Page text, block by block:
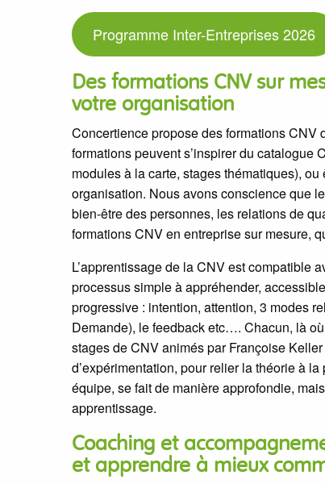
Programme Inter-Entreprises 2026
Des formations CNV sur
votre organisation
Concertience propose des formations CNV
formations peuvent s’inspirer du catalogue
modules à la carte, stages thématiques),
organisation. Nous avons conscience que
bien-être des personnes, les relations de
formations CNV en entreprise sur mesure,
L’apprentissage de la CNV est compatible
processus simple à appréhender,
progressive : intention, attention, 3 modes
Demande), le feedback etc…. Chacun, là
stages de CNV animés par Françoise
d’expérimentation, pour relier la théorie à
équipe, se fait de manière approfondie,
apprentissage.
Coaching et
et apprendre à mieux